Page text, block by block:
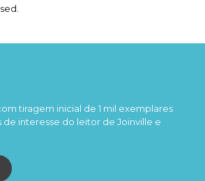
tiragem inicial de 1 mil exemplares
interesse do leitor de Joinville e